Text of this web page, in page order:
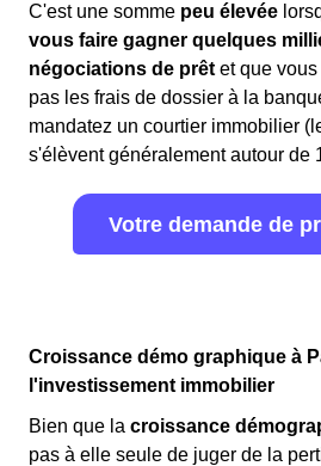
C'est une somme peu élevée
vous faire gagner quelques
négociations de prêt et que
pas les frais de dossier à la
mandatez un courtier immobilier
s'élèvent généralement autour de
Votre demande de
Croissance démo graphique à
l'investissement immobilier
Bien que la croissance
pas à elle seule de juger de la